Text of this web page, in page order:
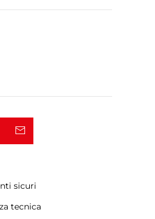
sicuri
tecnica